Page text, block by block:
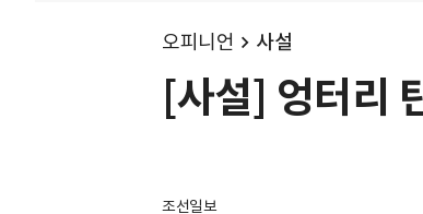
오피니언 사설
[사설] 엉터리
조선일보